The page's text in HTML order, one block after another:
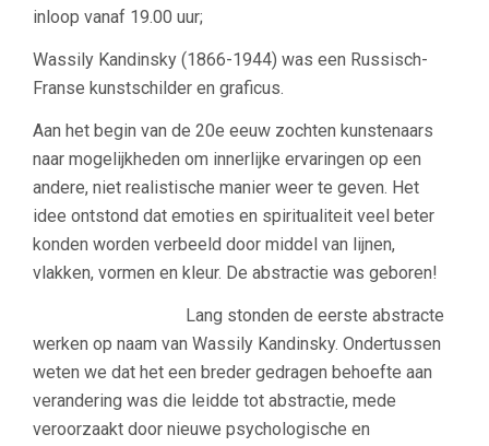
inloop vanaf 19.00 uur;
Wassily Kandinsky (1866-1944) was een Russisch-
Franse kunstschilder en graficus.
Aan het begin van de 20e eeuw zochten kunstenaars
naar mogelijkheden om innerlijke ervaringen op een
andere, niet realistische manier weer te geven. Het
idee ontstond dat emoties en spiritualiteit veel beter
konden worden verbeeld door middel van lijnen,
vlakken, vormen en kleur. De abstractie was geboren!
Lang stonden de eerste abstracte
werken op naam van Wassily Kandinsky. Ondertussen
weten we dat het een breder gedragen behoefte aan
verandering was die leidde tot abstractie, mede
veroorzaakt door nieuwe psychologische en